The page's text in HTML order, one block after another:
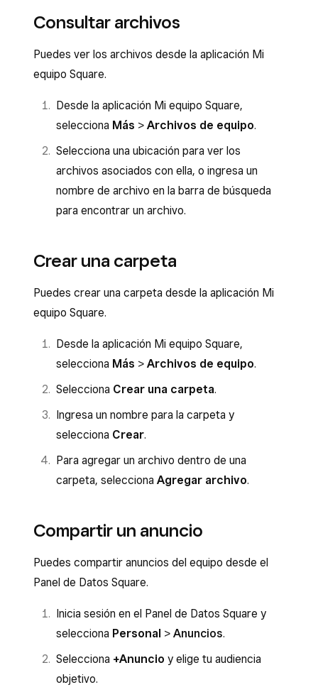
Consultar archivos
Puedes ver los archivos desde la aplicación Mi
equipo Square.
Desde la aplicación Mi equipo Square,
selecciona Más > Archivos de equipo.
Selecciona una ubicación para ver los
archivos asociados con ella, o ingresa un
nombre de archivo en la barra de búsqueda
para encontrar un archivo.
Crear una carpeta
Puedes crear una carpeta desde la aplicación Mi
equipo Square.
Desde la aplicación Mi equipo Square,
selecciona Más > Archivos de equipo.
Selecciona Crear una carpeta.
Ingresa un nombre para la carpeta y
selecciona Crear.
Para agregar un archivo dentro de una
carpeta, selecciona Agregar archivo.
Compartir un anuncio
Puedes compartir anuncios del equipo desde el
Panel de Datos Square.
Inicia sesión en el Panel de Datos Square y
selecciona Personal > Anuncios.
Selecciona +Anuncio y elige tu audiencia
objetivo.